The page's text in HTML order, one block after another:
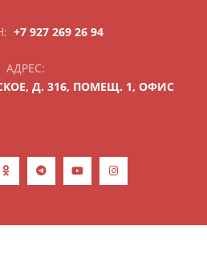
+7 927 269 26 94
АДРЕС:
Д. 316, ПОМЕЩ. 1, ОФИС